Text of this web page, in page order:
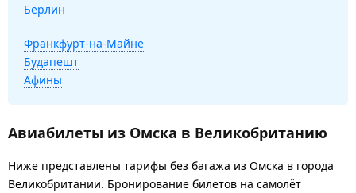
Берлин
Франкфурт-на-Майне
Будапешт
Афины
Авиабилеты из Омска в Великобританию
Ниже представлены тарифы без багажа из Омска в города
Великобритании. Бронирование билетов на самолёт